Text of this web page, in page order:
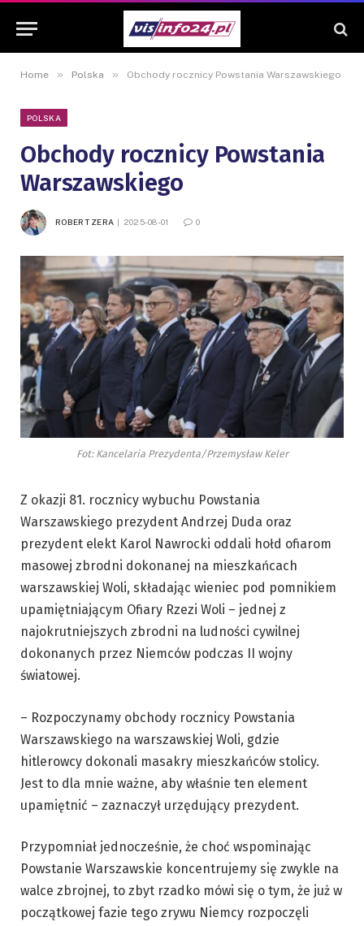
Home » Polska » Obchody rocznicy Powstania Warszawskiego
POLSKA
Obchody rocznicy Powstania
Warszawskiego
ROBERT ZERA 2025-08-01 0
Fot: Kancelaria Prezydenta/Przemysław Keler
Z okazji 81. rocznicy wybuchu Powstania
Warszawskiego prezydent Andrzej Duda oraz
prezydent elekt Karol Nawrocki oddali hołd ofiarom
masowej zbrodni dokonanej na mieszkańcach
warszawskiej Woli, składając wieniec pod pomnikiem
upamiętniającym Ofiary Rzezi Woli – jednej z
najokrutniejszych zbrodni na ludności cywilnej
dokonanych przez Niemców podczas II wojny
światowej.
– Rozpoczynamy obchody rocznicy Powstania
Warszawskiego na warszawskiej Woli, gdzie
hitlerowcy dokonali masakry mieszkańców stolicy.
Jest to dla mnie ważne, aby właśnie ten element
upamiętnić – zaznaczył urzędujący prezydent.
Przypomniał jednocześnie, że choć wspominając
Powstanie Warszawskie koncentrujemy się zwykle na
walce zbrojnej, to zbyt rzadko mówi się o tym, że już w
początkowej fazie tego zrywu Niemcy rozpoczęli